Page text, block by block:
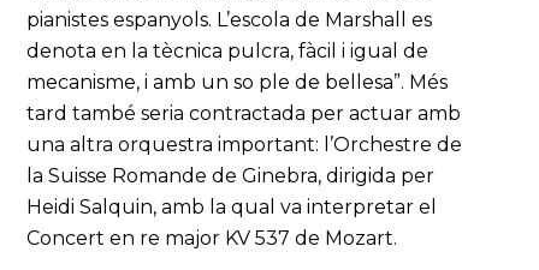
pianistes espanyols. L’escola de Marshall es
denota en la tècnica pulcra, fàcil i igual de
mecanisme, i amb un so ple de bellesa”. Més
tard també seria contractada per actuar amb
una altra orquestra important: l’Orchestre de
la Suisse Romande de Ginebra, dirigida per
Heidi Salquin, amb la qual va interpretar el
Concert en re major KV 537 de Mozart.